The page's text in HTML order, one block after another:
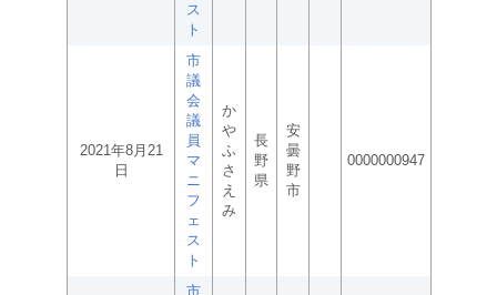
ス
ト
2021年8月21
日
市
議
会
議
員
マ
ニ
フ
ェ
ス
ト
か
や
ふ
さ
え
み
長
野
県
安
曇
野
市
0000000947
市